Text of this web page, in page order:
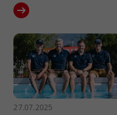
27.07.2025